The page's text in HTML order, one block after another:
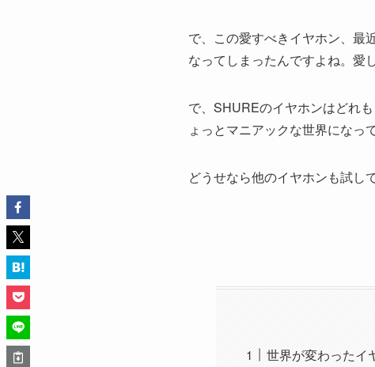
で、この愛すべきイヤホン、最
なってしまったんですよね。愛
で、SHUREのイヤホンはどれ
ょっとマニアックな世界になっ
どうせなら他のイヤホンも試し
世界が変わったイ